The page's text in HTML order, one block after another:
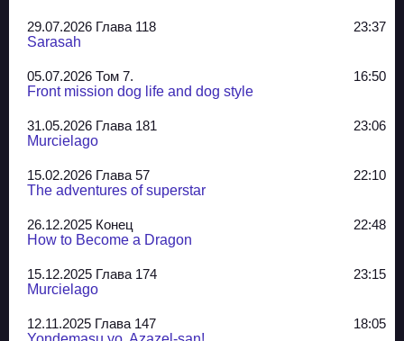
29.07.2026 Глава 118
23:37
Sarasah
05.07.2026 Том 7.
16:50
Front mission dog life and dog style
31.05.2026 Глава 181
23:06
Murcielago
15.02.2026 Глава 57
22:10
The adventures of superstar
26.12.2025 Конец
22:48
How to Become a Dragon
15.12.2025 Глава 174
23:15
Murcielago
12.11.2025 Глава 147
18:05